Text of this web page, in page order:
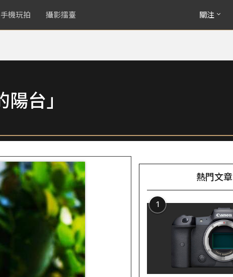
手機玩拍 攝影擂臺 關注
台」
熱門文章
1